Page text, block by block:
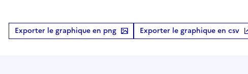
Exporter le graphique en png Exporter le graphique en csv